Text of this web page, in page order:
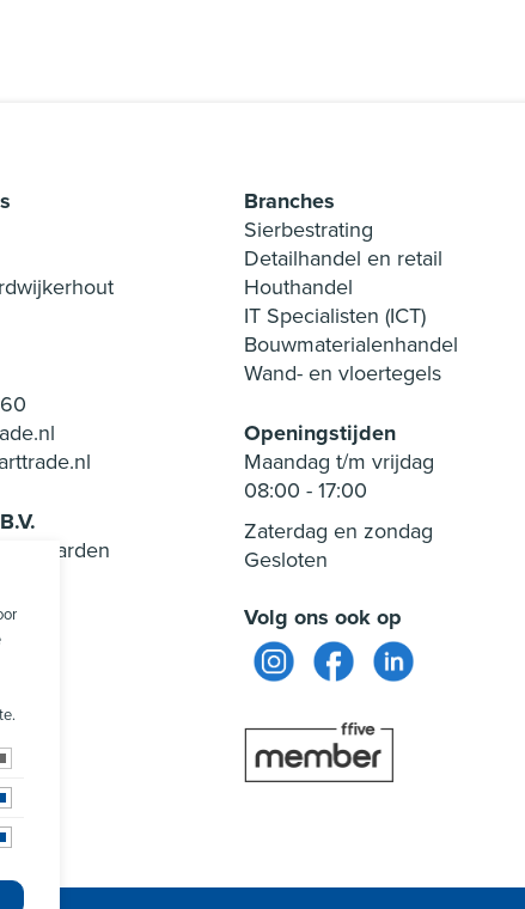
Branches
Sierbestrating
Detailhandel en retail
Houthandel
IT Specialisten (ICT)
Bouwmaterialenhandel
Wand- en vloertegels
Openingstijden
Maandag t/m vrijdag
08:00 -17:00
Zaterdag en zondag
Gesloten
Volg ons ook op